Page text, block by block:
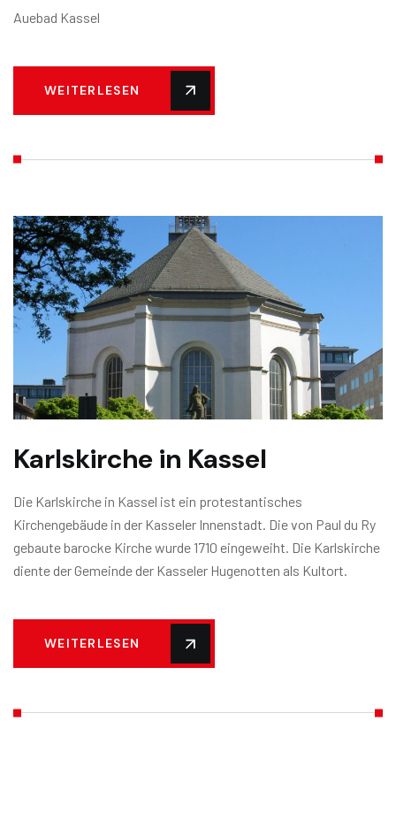
Auebad Kassel
WEITERLESEN
Karlskirche in Kassel
Die Karlskirche in Kassel ist ein protestantisches
Kirchengebäude in der Kasseler Innenstadt. Die von Paul du Ry
gebaute barocke Kirche wurde 1710 eingeweiht. Die Karlskirche
diente der Gemeinde der Kasseler Hugenotten als Kultort.
WEITERLESEN